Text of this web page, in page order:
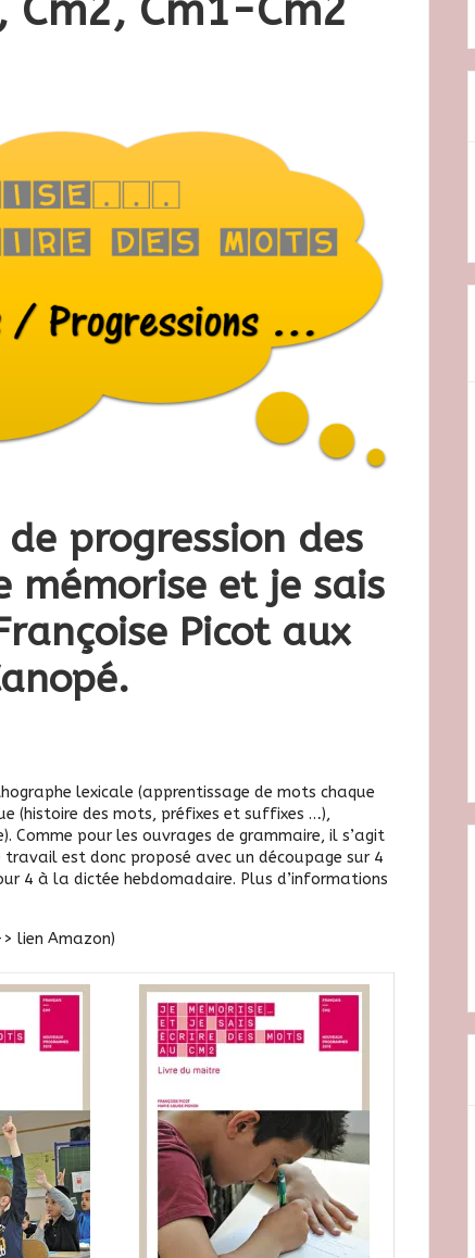
Cm2, Cm1-Cm2
progression des
mémorise et je sais
Picot aux
lexicale (apprentissage de mots chaque
(histoire des mots, préfixes et suffixes …),
Comme pour les ouvrages de grammaire, il s’agit
travail est donc proposé avec un découpage sur 4
4 à la dictée hebdomadaire. Plus d’informations
lien Amazon)